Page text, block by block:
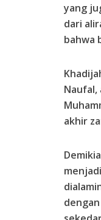
yang
dari
bahwa
akhir